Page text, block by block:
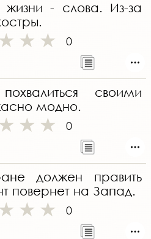
- слова. Из-за
0
своими
модно.
0
должен править
повернет на Запад.
0